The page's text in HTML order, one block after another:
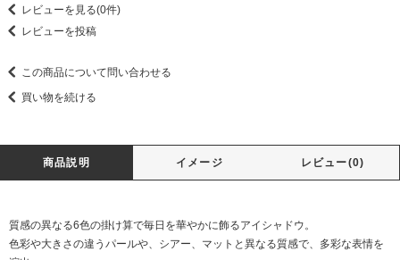
レビューを見る(0件)
レビューを投稿
この商品について問い合わせる
買い物を続ける
商品説明 イメージ レビュー(0)
質感の異なる6色の掛け算で毎日を華やかに飾るアイシャドウ。
色彩や大きさの違うパールや、シアー、マットと異なる質感で、多彩な表情を